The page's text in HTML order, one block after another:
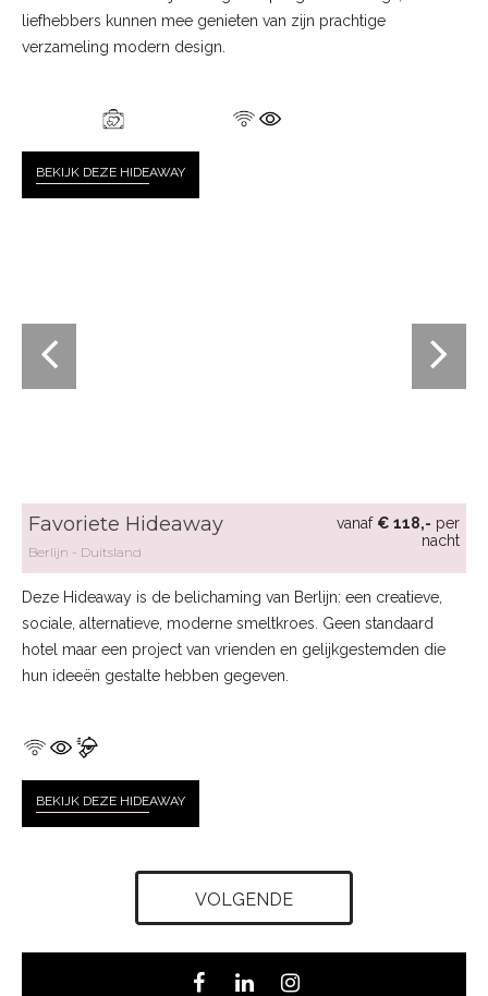
liefhebbers kunnen mee genieten van zijn prachtige
verzameling modern design.
BEKIJK DEZE HIDEAWAY
vanaf € 118,- per
nacht
Favoriete Hideaway
Berlijn Duitsland
Deze Hideaway is de belichaming van Berlijn: een creatieve,
sociale, alternatieve, moderne smeltkroes. Geen standaard
hotel maar een project van vrienden en gelijkgestemden die
hun ideeën gestalte hebben gegeven.
BEKIJK DEZE HIDEAWAY
VOLGENDE